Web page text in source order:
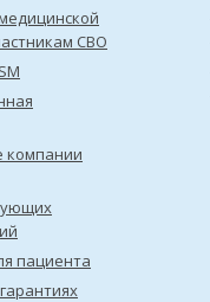
СВО
компании
пациента